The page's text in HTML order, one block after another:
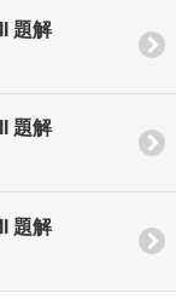
題解
題解
題解